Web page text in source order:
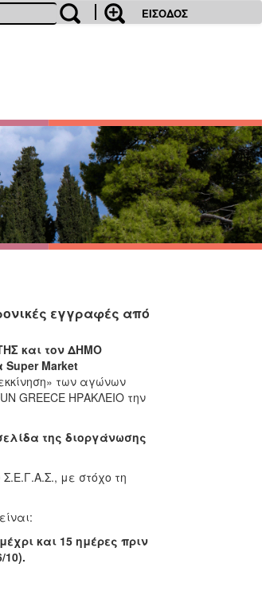
ΕΙΣΟΔΟΣ
εγγραφές από
και τονΔΗΜΟ
Super Market
των αγώνων
GREECE ΗΡΑΚΛΕΙΟ την
της διοργάνωσης
με στόχο τη
και 15 ημέρες πριν